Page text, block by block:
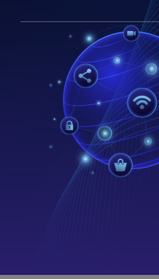
pengguna Anda, yang dapat
melalui solusi kabel atau
properti Anda. Kecepatan
dengan kebutuhan Anda dan
serta ditingkatkan dengan
mengganggu bisnis Anda.
Pelajari Lebih Lanjut
Dengan menggunakan Biznet
memanfaatkan jaringan kabel
sudah ada dan
sistem video headend kami.
Pelajari Lebih Lanjut